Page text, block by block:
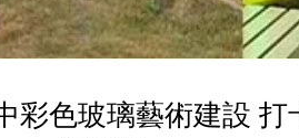
彩色玻璃藝術建設